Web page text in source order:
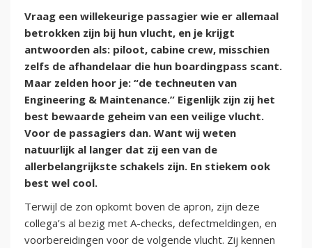
Vraag een willekeurige passagier wie er allemaal
betrokken zijn bij hun vlucht, en je krijgt
antwoorden als: piloot, cabine crew, misschien
zelfs de afhandelaar die hun boardingpass scant.
Maar zelden hoor je: “de techneuten van
Engineering & Maintenance.” Eigenlijk zijn zij het
best bewaarde geheim van een veilige vlucht.
Voor de passagiers dan. Want wij weten
natuurlijk al langer dat zij een van de
allerbelangrijkste schakels zijn. En stiekem ook
best wel cool.
Terwijl de zon opkomt boven de apron, zijn deze
collega’s al bezig met A-checks, defectmeldingen, en
voorbereidingen voor de volgende vlucht. Zij kennen